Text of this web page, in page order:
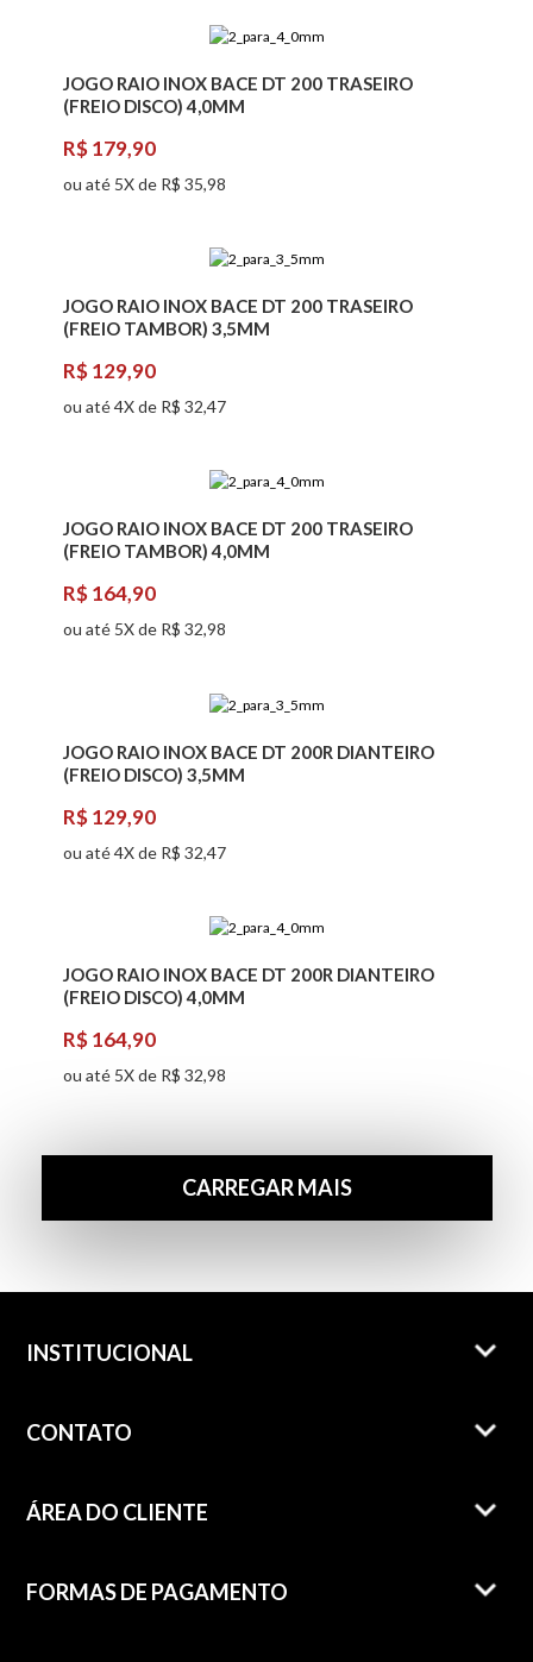
JOGO RAIO INOX BACE DT 200 TRASEIRO
(FREIO DISCO) 4,0MM
R$ 179,90
ou até 5X de R$ 35,98
JOGO RAIO INOX BACE DT 200 TRASEIRO
(FREIO TAMBOR) 3,5MM
R$ 129,90
ou até 4X de R$ 32,47
JOGO RAIO INOX BACE DT 200 TRASEIRO
(FREIO TAMBOR) 4,0MM
R$ 164,90
ou até 5X de R$ 32,98
JOGO RAIO INOX BACE DT 200R DIANTEIRO
(FREIO DISCO) 3,5MM
R$ 129,90
ou até 4X de R$ 32,47
JOGO RAIO INOX BACE DT 200R DIANTEIRO
(FREIO DISCO) 4,0MM
R$ 164,90
ou até 5X de R$ 32,98
CARREGAR MAIS
INSTITUCIONAL
CONTATO
ÁREA DO CLIENTE
FORMAS DE PAGAMENTO